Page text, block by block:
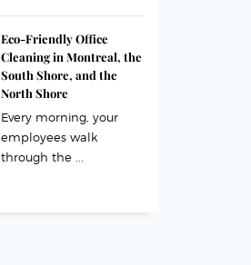
Eco-Friendly Office
Cleaning in Montreal, the
South Shore, and the
North Shore
Every morning, your
employees walk
through the ...